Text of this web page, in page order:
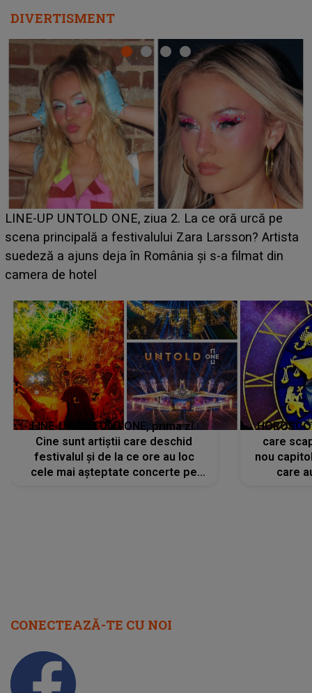
DIVERTISMENT
Ce a dezvăluit noua concurentă din "Casa Iubirii" l-a
luat prin surprindere pe Emanuel. CINE ESTE
BĂIATUL VIZAT de Alexandra?! Aflându-se în fața
faptului împlinit, A RECUNOSCUT IMEDIAT: "Am
LINE-UP UNTOLD ONE, prima zi.
Cine sunt artiștii care deschid
festivalul și de la ce ore au loc
cele mai așteptate concerte pe
care
nou
care
CONECTEAZĂ-TE CU NOI